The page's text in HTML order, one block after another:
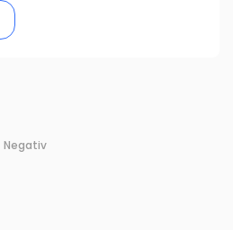
Negativ